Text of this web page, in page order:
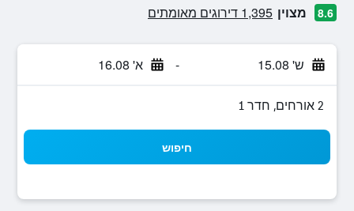
8.6 מצוין 1,395 דירוגים מאומתים
ש' 15.08 - א' 16.08
2 אורחים, חדר 1
חיפוש